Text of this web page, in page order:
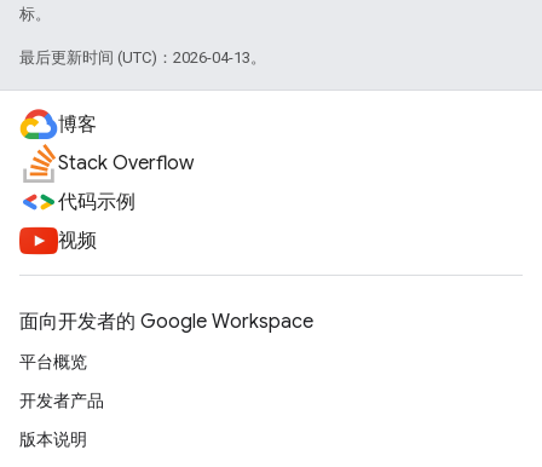
标。
最后更新时间 (UTC)：2026-04-13。
博客
Stack Overflow
代码示例
视频
面向开发者的 Google Workspace
平台概览
开发者产品
版本说明